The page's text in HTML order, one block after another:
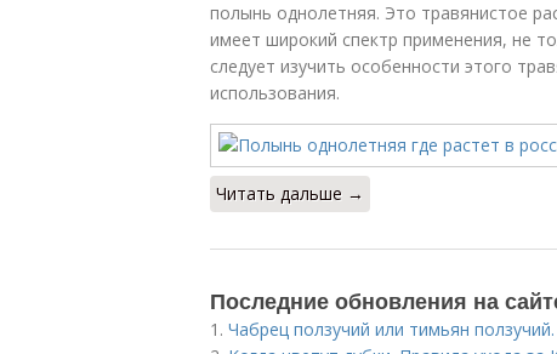
полынь однолетняя. Это травянистое
имеет широкий спектр применения, не
следует изучить особенности этого
использования.
Читать дальше →
Последние обновления на
1. Чабрец ползучий или тимьян